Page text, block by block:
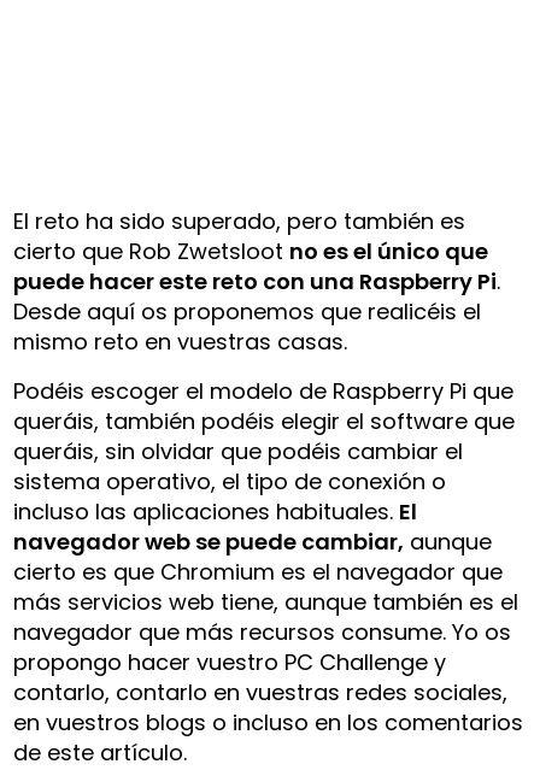
El reto ha sido superado, pero también es
cierto que Rob Zwetsloot no es el único que
puede hacer este reto con una Raspberry Pi.
Desde aquí os proponemos que realicéis el
mismo reto en vuestras casas.
Podéis escoger el modelo de Raspberry Pi que
queráis, también podéis elegir el software que
queráis, sin olvidar que podéis cambiar el
sistema operativo, el tipo de conexión o
incluso las aplicaciones habituales. El
navegador web se puede cambiar, aunque
cierto es que Chromium es el navegador que
más servicios web tiene, aunque también es el
navegador que más recursos consume. Yo os
propongo hacer vuestro PC Challenge y
contarlo, contarlo en vuestras redes sociales,
en vuestros blogs o incluso en los comentarios
de este artículo.